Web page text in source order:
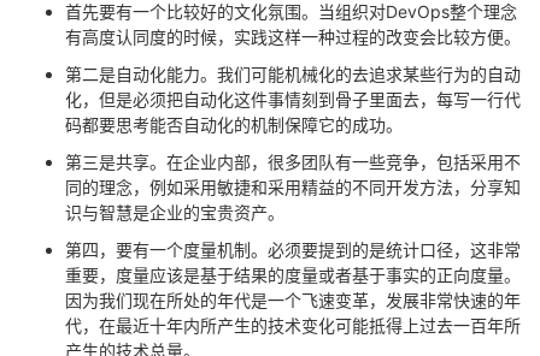
首先要有一个比较好的文化氛围。当组织对DevOps整个理念
有高度认同度的时候，实践这样一种过程的改变会比较方便。
第二是自动化能力。我们可能机械化的去追求某些行为的自动
化，但是必须把自动化这件事情刻到骨子里面去，每写一行代
码都要思考能否自动化的机制保障它的成功。
第三是共享。在企业内部，很多团队有一些竞争，包括采用不
同的理念，例如采用敏捷和采用精益的不同开发方法，分享知
识与智慧是企业的宝贵资产。
第四，要有一个度量机制。必须要提到的是统计口径，这非常
重要，度量应该是基于结果的度量或者基于事实的正向度量。
因为我们现在所处的年代是一个飞速变革，发展非常快速的年
代，在最近十年内所产生的技术变化可能抵得上过去一百年所
产生的技术总量。